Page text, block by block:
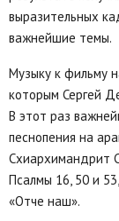
выразительных
важнейшие темы.
Музыку к фильму
которым Сергей
В этот раз
песнопения на
Схиархимандрит
Псалмы 16, 50 и
«Отче наш».